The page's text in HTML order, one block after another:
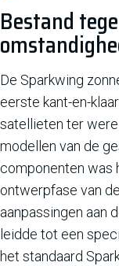
Bestand
De Sparkwing
eerste kant-en-
satellieten ter
modellen van de
componenten was
ontwerpfase van
aanpassingen aan
leidde tot een
het standaard